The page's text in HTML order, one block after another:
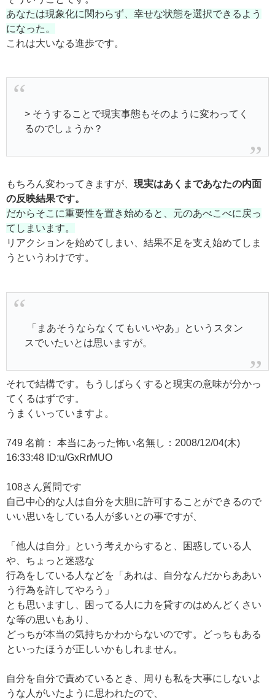
あなたは現象化に関わらず、幸せな状態を選択できるよう
になった。
これは大いなる進歩です。
> そうすることで現実事態もそのように変わってく
るのでしょうか？
もちろん変わってきますが、 現実はあくまであなたの内面
の反映結果です。
だからそこに重要性を置き始めると、元のあべこべに戻っ
てしまいます。
リアクションを始めてしまい、結果不足を支え始めてしま
うというわけです。
「まあそうならなくてもいいやあ」というスタン
スでいたいとは思いますが。
それで結構です。もうしばらくすると現実の意味が分かっ
てくるはずです。
うまくいっていますよ。
749 名前： 本当にあった怖い名無し：2008/12/04(木)
16:33:48 ID:u/GxRrMUO
108さん質問です
自己中心的な人は自分を大胆に許可することができるので
いい思いをしている人が多いとの事ですが、
「他人は自分」という考えからすると、困惑している人
や、ちょっと迷惑な
行為をしている人などを「あれは、自分なんだからああい
う行為を許してやろう」
とも思いますし、困ってる人に力を貸すのはめんどくさい
な等の思いもあり、
どっちが本当の気持ちかわからないのです。どっちもある
といったほうが正しいかもしれません。
自分を自分で責めているとき、周りも私を大事にしないよ
うな人がいたように思われたので、